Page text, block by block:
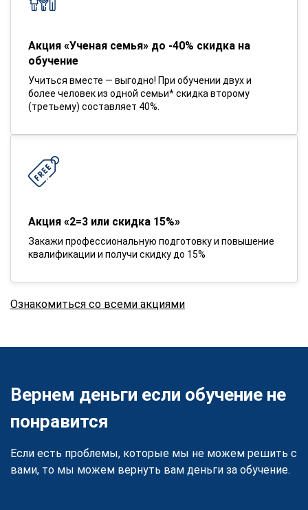
Акция «Ученая семья» до -40% скидка на
обучение
Учиться вместе — выгодно! При обучении двух и
более человек из одной семьи* скидка второму
(третьему) составляет 40%.
Акция «2=3 или скидка 15%»
Закажи профессиональную подготовку и повышение
квалификации и получи скидку до 15%
Ознакомиться со всеми акциями
Вернем деньги если обучение не
понравится
Если есть проблемы, которые мы не можем решить с
вами, то мы можем вернуть вам деньги за обучение.